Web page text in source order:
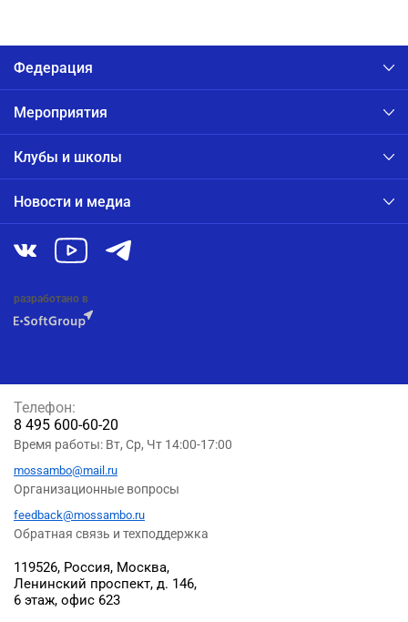
Федерация
Мероприятия
Клубы и школы
Новости и медиа
разработано в
119526, Россия, Москва,
Ленинский проспект, д. 146,
6 этаж, офис 623
Телефон:
8 495 600-60-20
Время работы: Вт, Ср, Чт 14:00-17:00
mossambo@mail.ru
Организационные вопросы
feedback@mossambo.ru
Обратная связь и техподдержка